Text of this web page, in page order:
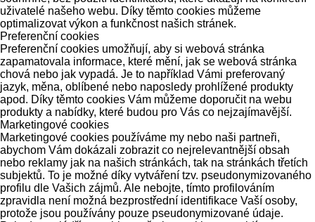
uživatelé našeho webu. Díky těmto cookies můžeme
optimalizovat výkon a funkčnost našich stránek.
Preferenční cookies
Preferenční cookies umožňují, aby si webová stránka
zapamatovala informace, které mění, jak se webová stránka
chová nebo jak vypadá. Je to například Vámi preferovaný
jazyk, měna, oblíbené nebo naposledy prohlížené produkty
apod. Díky těmto cookies Vám můžeme doporučit na webu
produkty a nabídky, které budou pro Vás co nejzajímavější.
Marketingové cookies
Marketingové cookies používáme my nebo naši partneři,
abychom Vám dokázali zobrazit co nejrelevantnější obsah
nebo reklamy jak na našich stránkách, tak na stránkách třetích
subjektů. To je možné díky vytváření tzv. pseudonymizovaného
profilu dle Vašich zájmů. Ale nebojte, tímto profilováním
zpravidla není možná bezprostřední identifikace Vaší osoby,
protože jsou používány pouze pseudonymizované údaje.